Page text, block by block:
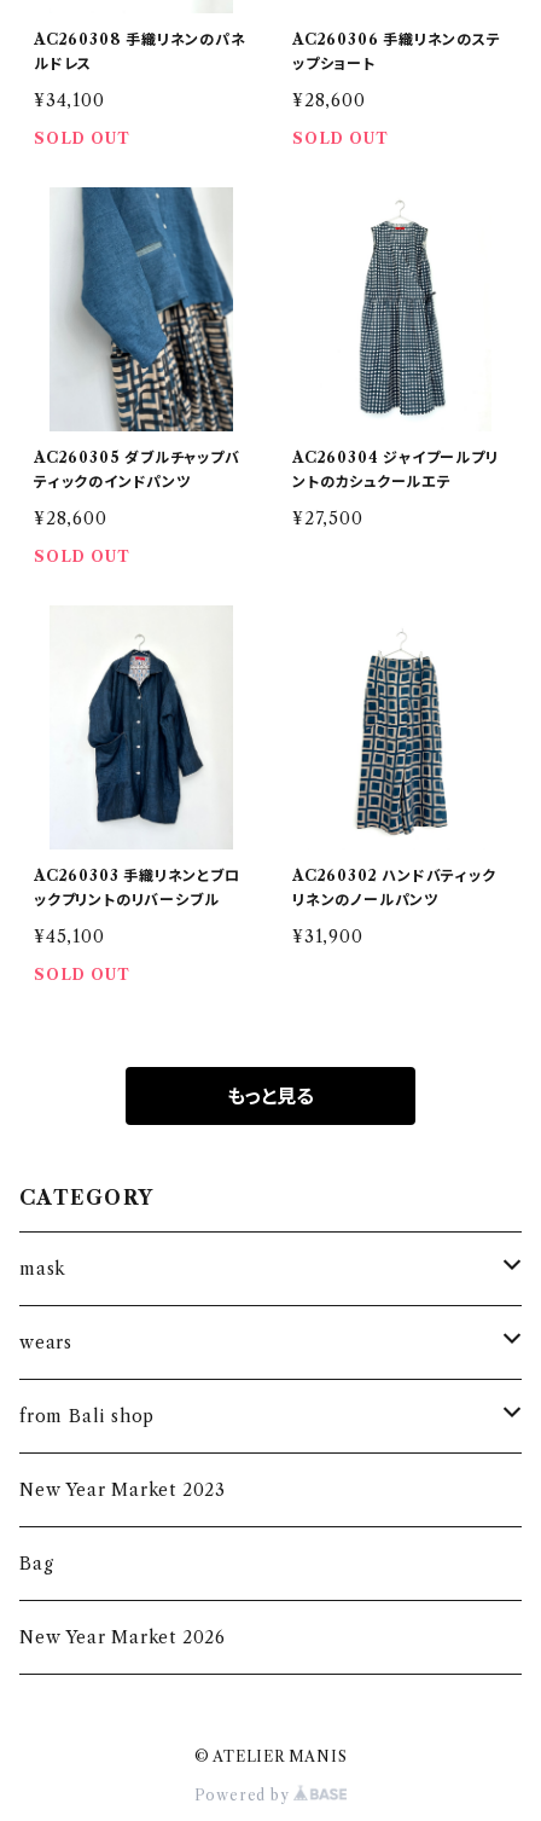
AC260308 手織リネンのパネ
ルドレス
¥34,100
SOLD OUT
AC260306 手織リネンのステ
ップショート
¥28,600
SOLD OUT
AC260305 ダブルチャップバ
ティックのインドパンツ
¥28,600
SOLD OUT
AC260304 ジャイプールプリ
ントのカシュクールエテ
¥27,500
AC260303 手織リネンとブロ
ックプリントのリバーシブル
¥45,100
SOLD OUT
AC260302 ハンドバティック
リネンのノールパンツ
¥31,900
もっと見る
CATEGORY
mask
kantha mask
summer mask
indigo mask
batik mask
wears
new arrival
harumanis
2020s/s
2020a/w
from Bali shop
skirf
New Year Market 2023
Bag
New Year Market 2026
© ATELIER MANIS
Powered by